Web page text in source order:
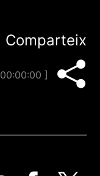
Comparteix
00:00:00 ]